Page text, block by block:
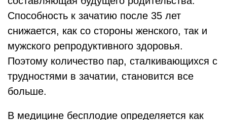
Способность к зачатию после 35 лет
снижается, как со стороны женского, так и
мужского репродуктивного здоровья.
Поэтому количество пар, сталкивающихся с
трудностями в зачатии, становится все
больше.
В медицине бесплодие определяется как